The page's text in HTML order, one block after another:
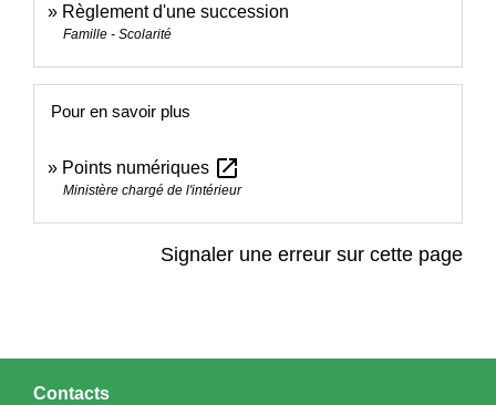
Règlement d'une succession
Famille - Scolarité
Pour en savoir plus
Points numériques open_in_new
Ministère chargé de l'intérieur
Signaler une erreur sur cette page
Contacts